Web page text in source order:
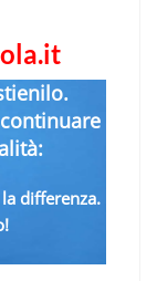
differenza.